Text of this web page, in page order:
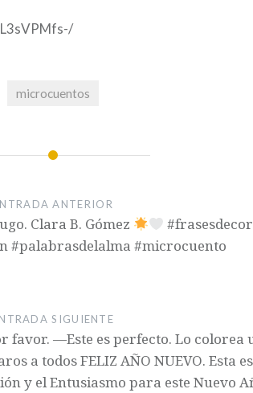
microcuentos
ANTERIOR
Clara B. Gómez
#palabrasdelalma #microcuento
SIGUIENTE
—Este es perfecto. Lo colorea
a todos FELIZ AÑO NUEVO. Esta
y el Entusiasmo para este Nuevo